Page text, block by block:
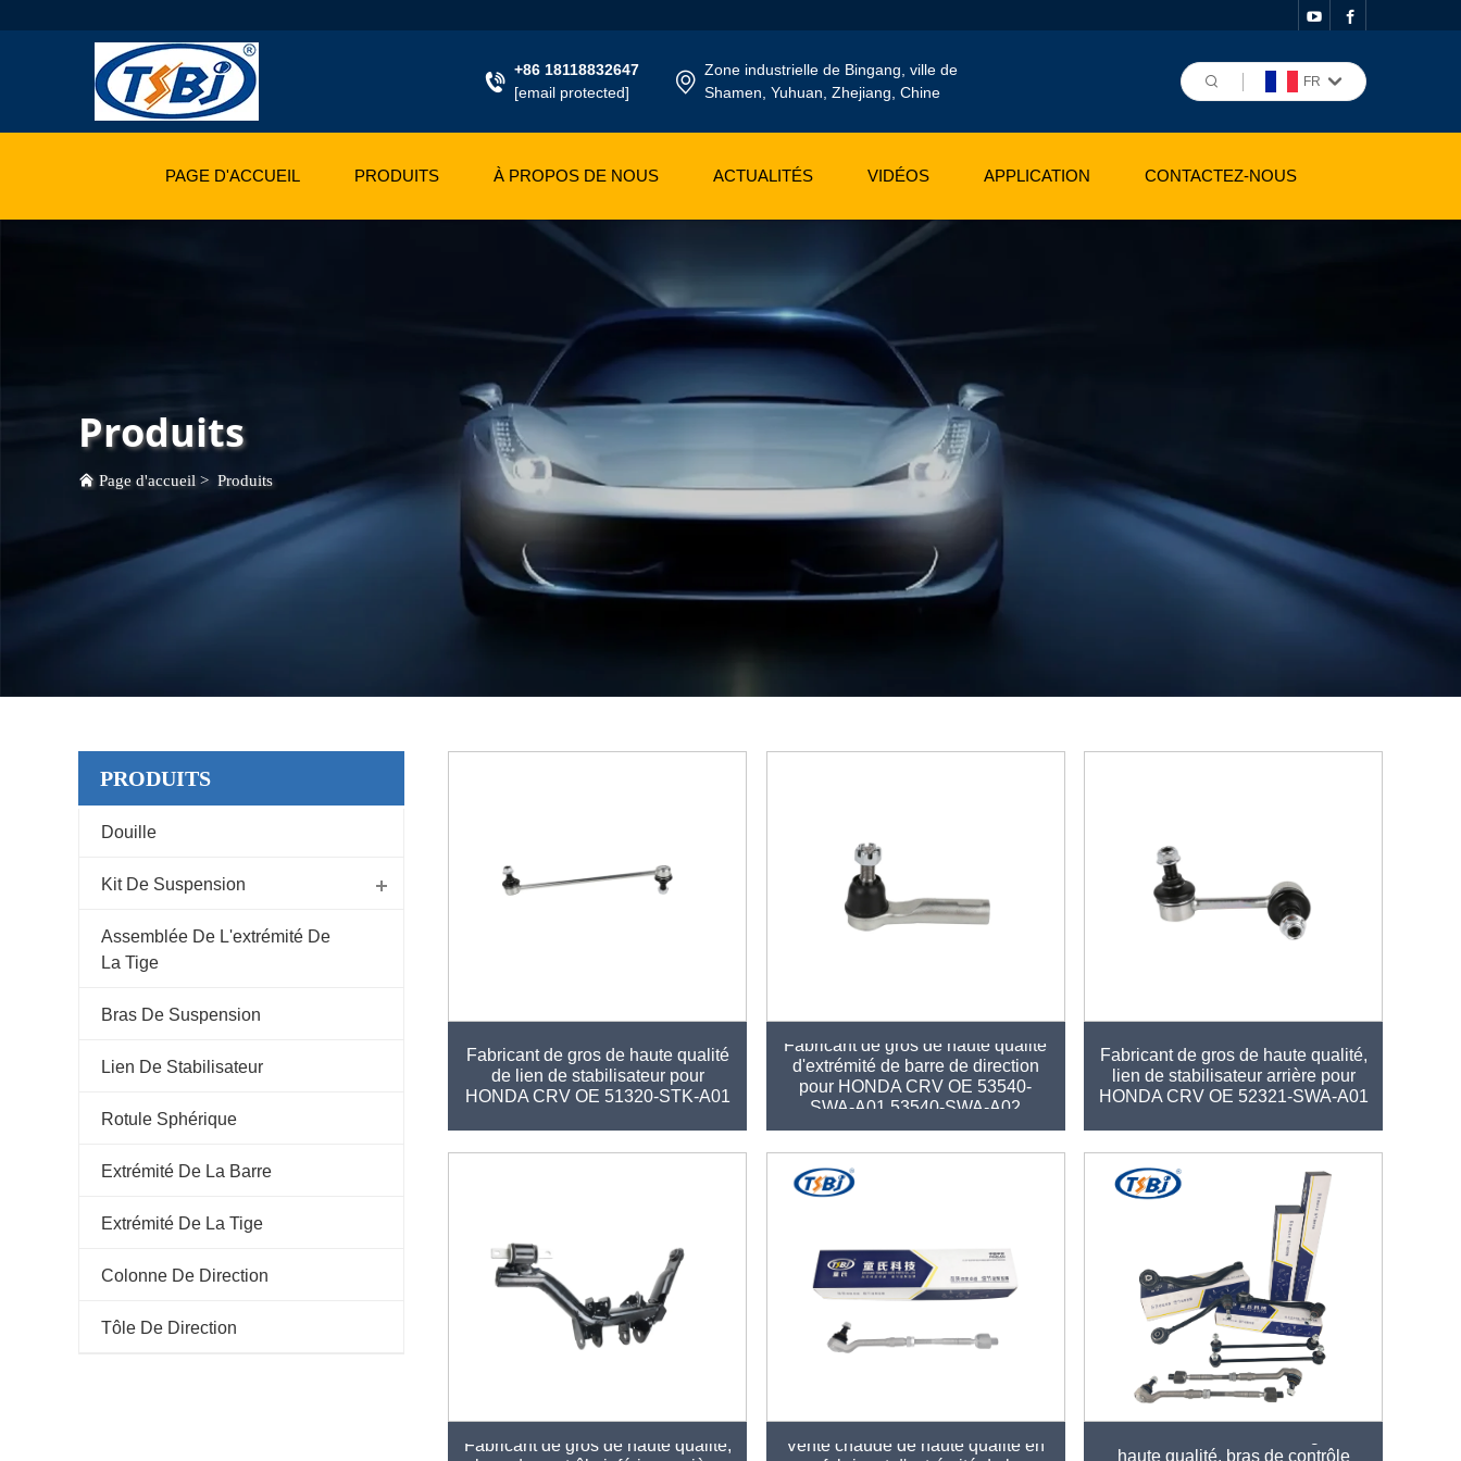
+86 18118832647
[email protected]
Zone industrielle de Bingang, ville de
Shamen, Yuhuan, Zhejiang, Chine
FR
PAGE D'ACCUEIL PRODUITS À PROPOS DE NOUS ACTUALITÉS VIDÉOS APPLICATION CONTACTEZ-NOUS
Produits
Page d'accueil > Produits
PRODUITS
Douille
Kit De Suspension
Assemblée De L'extrémité De
La Tige
Bras De Suspension
Lien De Stabilisateur
Rotule Sphérique
Extrémité De La Barre
Extrémité De La Tige
Colonne De Direction
Tôle De Direction
Fabricant de gros de haute qualité
de lien de stabilisateur pour
HONDA CRV OE 51320-STK-A01
Fabricant de gros de haute qualité
d'extrémité de barre de direction
pour HONDA CRV OE 53540-
SWA-A01 53540-SWA-A02
Fabricant de gros de haute qualité,
lien de stabilisateur arrière pour
HONDA CRV OE 52321-SWA-A01
Fabricant de gros de haute qualité,
Vente chaude de haute qualité en
haute qualité, bras de contrôle